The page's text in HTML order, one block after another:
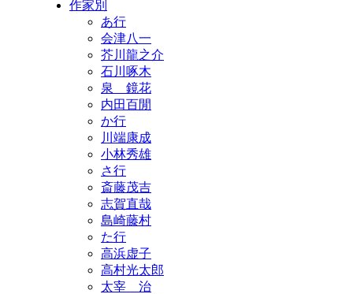
作家別
あ行
会津八一
芥川龍之介
石川啄木
泉 鏡花
内田百閒
か行
川端康成
小林秀雄
さ行
斎藤茂吉
志賀直哉
島崎藤村
た行
高浜虚子
高村光太郎
太宰 治